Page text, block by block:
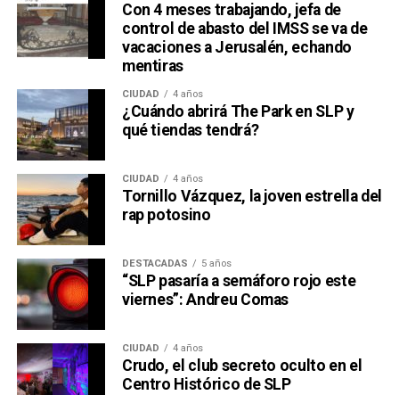
Con 4 meses trabajando, jefa de
control de abasto del IMSS se va de
vacaciones a Jerusalén, echando
mentiras
CIUDAD 4 años
¿Cuándo abrirá The Park en SLP y
qué tiendas tendrá?
CIUDAD 4 años
Tornillo Vázquez, la joven estrella del
rap potosino
DESTACADAS 5 años
“SLP pasaría a semáforo rojo este
viernes”: Andreu Comas
CIUDAD 4 años
Crudo, el club secreto oculto en el
Centro Histórico de SLP